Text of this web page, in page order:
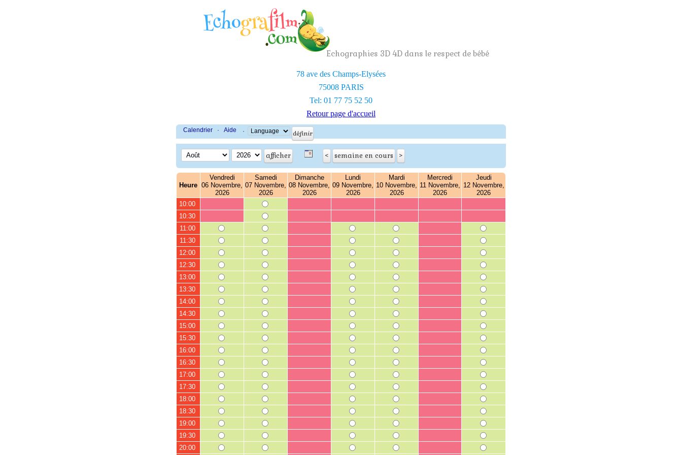
Echographies 3D 4D dans le respect de bébé
78 ave des Champs-Elysées
75008 PARIS
Tel: 01 77 75 52 50
Retour page d'accueil
Calendrier · Aide ·
Heure
Vendredi
06 Novembre,
2026
Samedi
07 Novembre,
2026
Dimanche
08 Novembre,
2026
Lundi
09 Novembre,
2026
Mardi
10 Novembre,
2026
Mercredi
11 Novembre,
2026
Jeudi
12 Novembre,
2026
10:00
10:30
11:00
11:30
12:00
12:30
13:00
13:30
14:00
14:30
15:00
15:30
16:00
16:30
17:00
17:30
18:00
18:30
19:00
19:30
20:00